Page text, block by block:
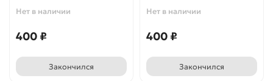
Нет в наличии
400 ₽
Закончился
Нет в наличии
400 ₽
Закончился